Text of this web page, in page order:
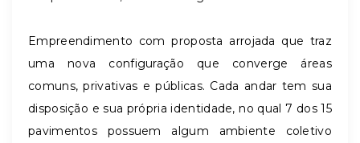
Empreendimento com proposta arrojada que traz
uma nova configuração que converge áreas
comuns, privativas e públicas. Cada andar tem sua
disposição e sua própria identidade, no qual 7 dos 15
pavimentos possuem algum ambiente coletivo